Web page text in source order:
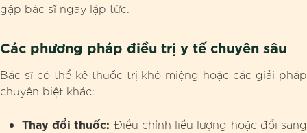
gặp bác sĩ ngay lập tức.
Các phương pháp điều trị y tế chuyên sâu
Bác sĩ có thể kê thuốc trị khô miệng hoặc các giải pháp
chuyên biệt khác:
Thay đổi thuốc: Điều chỉnh liều lượng hoặc đổi sang